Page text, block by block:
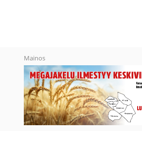
Mainos